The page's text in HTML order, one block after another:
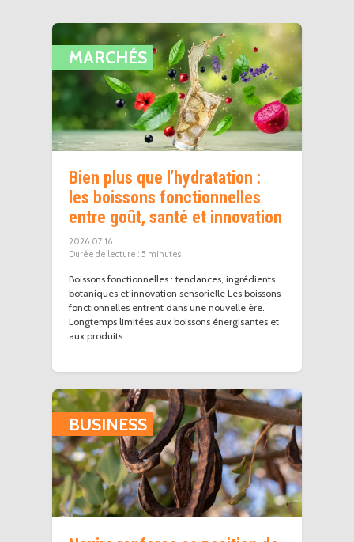
MARCHÉS
Bien plus que l’hydratation :
les boissons fonctionnelles
entre goût, santé et innovation
2026.07.16
5 minutes
Boissons fonctionnelles : tendances, ingrédients
botaniques et innovation sensorielle Les boissons
fonctionnelles entrent dans une nouvelle ère.
Longtemps limitées aux boissons énergisantes et
aux produits
BUSINESS